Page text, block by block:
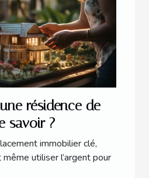
résidence de
savoir ?
immobilier clé,
utiliser l’argent pour